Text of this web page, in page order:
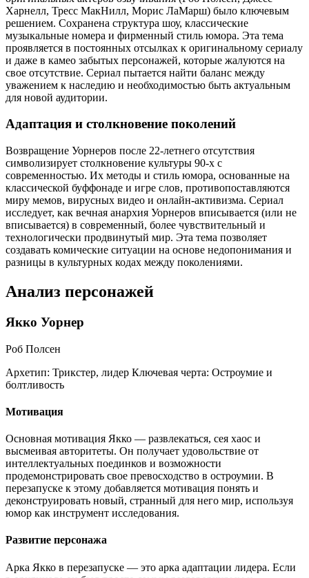
Харнелл, Тресс МакНилл, Морис ЛаМарш) было ключевым
решением. Сохранена структура шоу, классические
музыкальные номера и фирменный стиль юмора. Эта тема
проявляется в постоянных отсылках к оригинальному сериалу
и даже в камео забытых персонажей, которые жалуются на
свое отсутствие. Сериал пытается найти баланс между
уважением к наследию и необходимостью быть актуальным
для новой аудитории.
Адаптация и столкновение поколений
Возвращение Уорнеров после 22-летнего отсутствия
символизирует столкновение культуры 90-х с
современностью. Их методы и стиль юмора, основанные на
классической буффонаде и игре слов, противопоставляются
миру мемов, вирусных видео и онлайн-активизма. Сериал
исследует, как вечная анархия Уорнеров вписывается (или не
вписывается) в современный, более чувствительный и
технологически продвинутый мир. Эта тема позволяет
создавать комические ситуации на основе недопонимания и
разницы в культурных кодах между поколениями.
Анализ персонажей
Якко Уорнер
Роб Полсен
Архетип: Трикстер, лидер Ключевая черта: Остроумие и
болтливость
Мотивация
Основная мотивация Якко — развлекаться, сея хаос и
высмеивая авторитеты. Он получает удовольствие от
интеллектуальных поединков и возможности
продемонстрировать свое превосходство в остроумии. В
перезапуске к этому добавляется мотивация понять и
деконструировать новый, странный для него мир, используя
юмор как инструмент исследования.
Развитие персонажа
Арка Якко в перезапуске — это арка адаптации лидера. Если